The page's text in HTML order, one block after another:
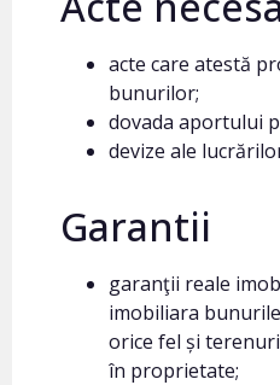
acte care atestă
bunurilor;
dovada aportului
devize ale
Garantii
garanţii reale
imobiliara
orice fel și
în proprietate;